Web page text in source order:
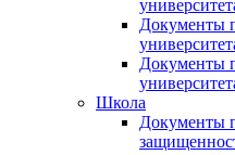
Документы
Документы
Школа
Документы